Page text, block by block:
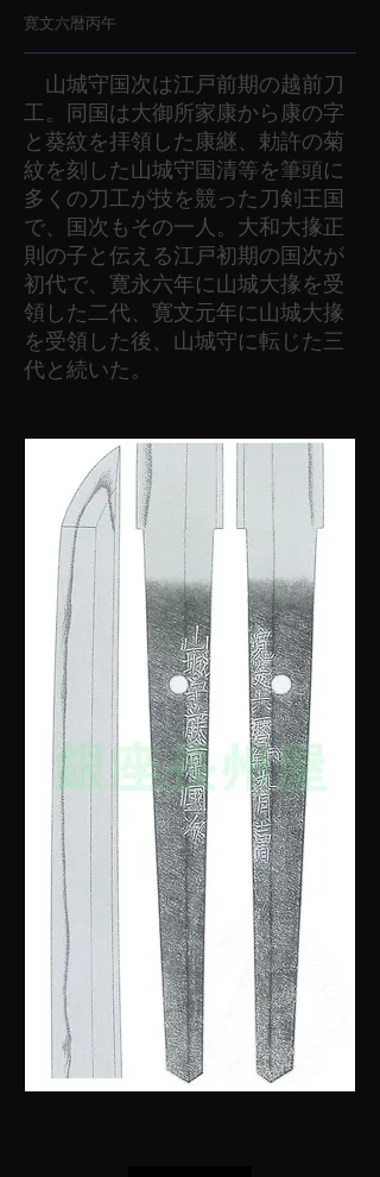
寛文六暦丙午
山城守国次は江戸前期の越前刀
工。同国は大御所家康から康の字
と葵紋を拝領した康継、勅許の菊
紋を刻した山城守国清等を筆頭に
多くの刀工が技を競った刀剣王国
で、国次もその一人。大和大掾正
則の子と伝える江戸初期の国次が
初代で、寛永六年に山城大掾を受
領した二代、寛文元年に山城大掾
を受領した後、山城守に転じた三
代と続いた。